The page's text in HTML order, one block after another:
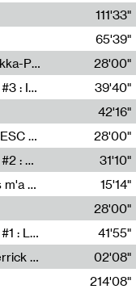
111'33"
Sarah Tritz,Elene Lapiashivili,Justin Marconnet,Mateo Cuche,Esther Lechevalier,Suzie Lecroart,Romance Castelet
65'39"
Radia Show #1108 : as or another by Jukka-Pekka Kervinen / Rádio Zero
28'00"
Sous le paysage - Habiter les éléments #3 : Interprétations, rituels et symboliques des éléments
39'40"
42'16"
Radia Show #1107 : Art's Birthday 26 at ESC - Medien Kunst Labor
28'00"
Sous le paysage - Habiter les éléments #2 : Vers le tournant élémentaire
31'10"
Impossible de savoir combien de temps m'a échappé
15'14"
28'00"
Sous le paysage - Habiter les éléments #1 : Les éléments et les débordements du vivant
41'55"
Simb Gaïdé ou la danse du faux lion (Pierrick Mouton)
02'08"
214'08"